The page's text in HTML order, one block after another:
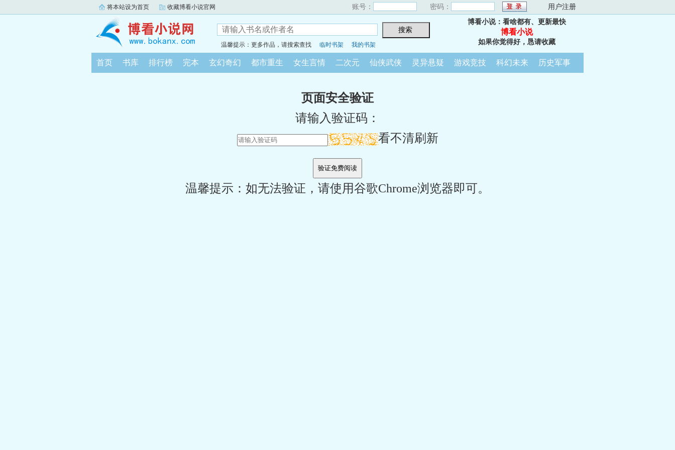
将本站设为首页 收藏博看小说官网 账号： 密码： 用户注册
温馨提示：更多作品，请搜索查找 临时书架 我的书架
博看小说：看啥都有、更新最快
博看小说
如果你觉得好，恳请收藏
首页 书库 排行榜 完本 玄幻奇幻 都市重生 女生言情 二次元 仙侠武侠 灵异悬疑 游戏竞技 科幻未来 历史军事
页面安全验证
请输入验证码：
看不清刷新
温馨提示：如无法验证，请使用谷歌Chrome浏览器即可。